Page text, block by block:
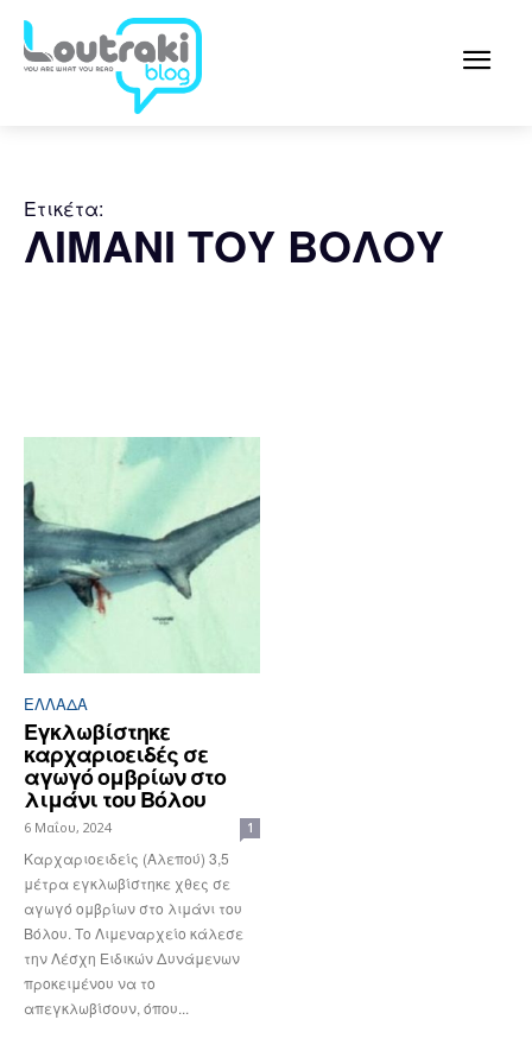
Ετικέτα:
ΛΙΜΑΝΙ ΤΟΥ ΒΟΛΟΥ
ΕΛΛΆΔΑ
Εγκλωβίστηκε
καρχαριοειδές σε
αγωγό ομβρίων στο
λιμάνι του Βόλου
6 Μαΐου, 2024 1
Καρχαριοειδείς (Αλεπού) 3,5
μέτρα εγκλωβίστηκε χθες σε
αγωγό ομβρίων στο λιμάνι του
Βόλου. Το Λιμεναρχείο κάλεσε
την Λέσχη Ειδικών Δυνάμενων
προκειμένου να το
απεγκλωβίσουν, όπου...